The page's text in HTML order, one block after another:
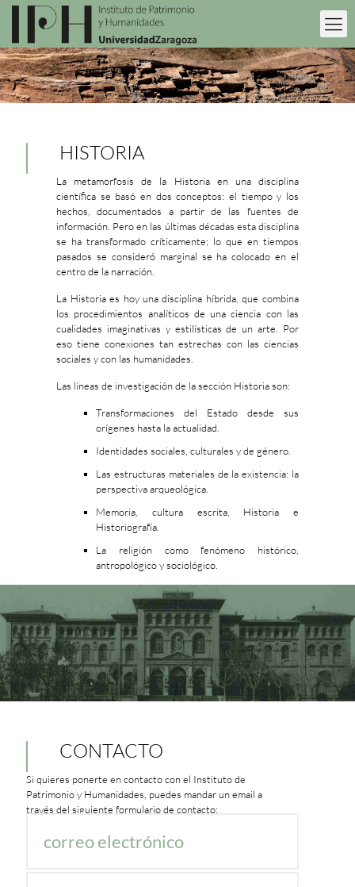
HISTORIA
La metamorfosis de la Historia en una disciplina
científica se basó en dos conceptos: el tiempo y los
hechos, documentados a partir de las fuentes de
información. Pero en las últimas décadas esta disciplina
se ha transformado críticamente; lo que en tiempos
pasados se consideró marginal se ha colocado en el
centro de la narración.
La Historia es hoy una disciplina híbrida, que combina
los procedimientos analíticos de una ciencia con las
cualidades imaginativas y estilísticas de un arte. Por
eso tiene conexiones tan estrechas con las ciencias
sociales y con las humanidades.
Las líneas de investigación de la sección Historia son:
Transformaciones del Estado desde sus
orígenes hasta la actualidad.
Identidades sociales, culturales y de género.
Las estructuras materiales de la existencia: la
perspectiva arqueológica.
Memoria, cultura escrita, Historia e
Historiografía.
La religión como fenómeno histórico,
antropológico y sociológico.
CONTACTO
Si quieres ponerte en contacto con el Instituto de
Patrimonio y Humanidades, puedes mandar un email a
través del siguiente formulario de contacto: